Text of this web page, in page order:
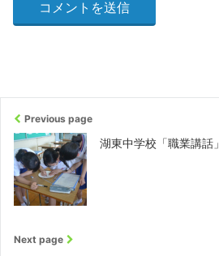
Previous page
湖東中学校「職業講話」
Next page